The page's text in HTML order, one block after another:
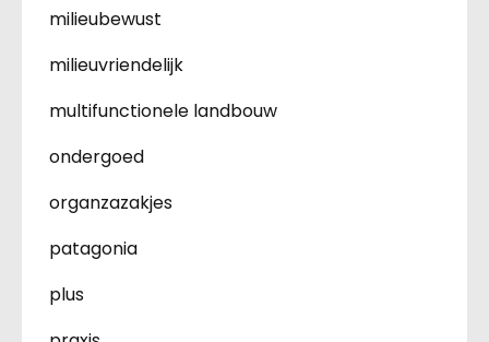
milieubewust
milieuvriendelijk
multifunctionele landbouw
ondergoed
organzazakjes
patagonia
plus